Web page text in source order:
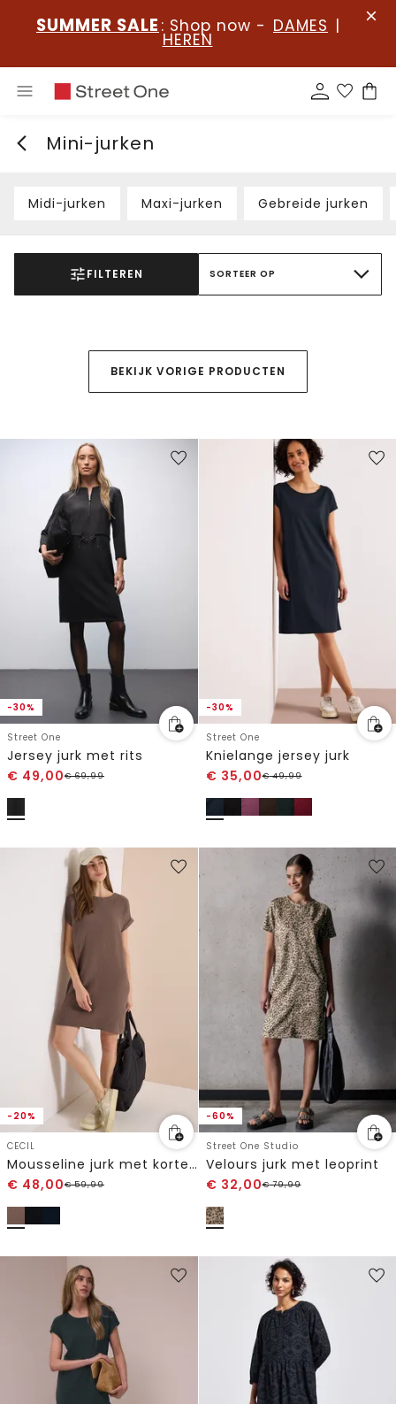
SUMMER SALE : Shop now - DAMES |
HEREN
Mini-jurken
Midi-jurken Maxi-jurken Gebreide jurken
FILTEREN SORTEER OP
BEKIJK VORIGE PRODUCTEN
-30%
Street One
Jersey jurk met rits
€ 49,00€69,99
-30%
Street One
Knielange jersey jurk
€ 35,00€49,99
-20%
CECIL
Mousseline jurk met korte mouwen
€ 48,00€59,99
-60%
Street One Studio
Velours jurk met leoprint
€ 32,00€79,99